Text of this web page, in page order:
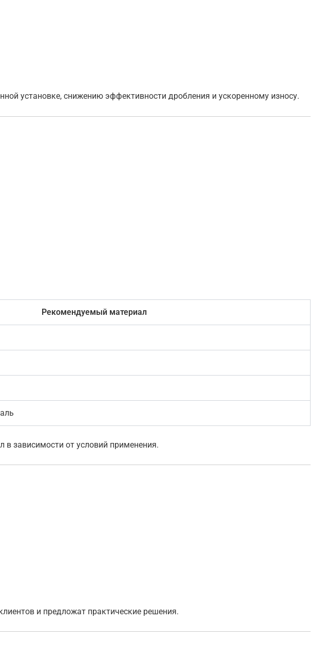
установке, снижению эффективности дробления и ускоренному износу.
Рекомендуемый материал
зависимости от условий применения.
и предложат практические решения.